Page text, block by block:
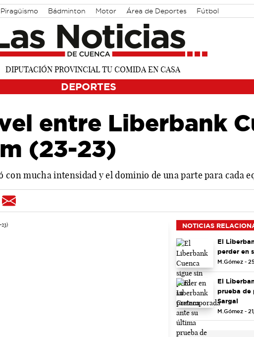
Piragüismo Bádminton Motor Área de Deportes Fútbol
DEPORTES
entre Liberbank
(23-23)
con mucha intensidad y el dominio de una parte para cada
NOTICIAS
El
perder en
M.Gómez -
El
prueba de
Sargal
M.Gómez -